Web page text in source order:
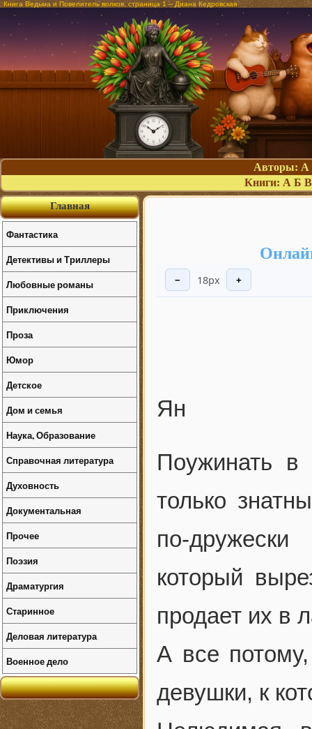
Книга Ведьма и Повелитель волков, страница 1 – Диана Кедровская
Авторы: А
Книги: А Б В
− 18px +
Ян
Поужинать в
только
по-
который
продает их в
А все
девушки, к
Главная
Фантастика
Детективы и Триллеры
Любовные романы
Приключения
Проза
Юмор
Детское
Дом и семья
Наука, Образование
Справочная литература
Духовность
Документальная
Прочее
Поэзия
Драматургия
Старинное
Деловая литература
Военное дело